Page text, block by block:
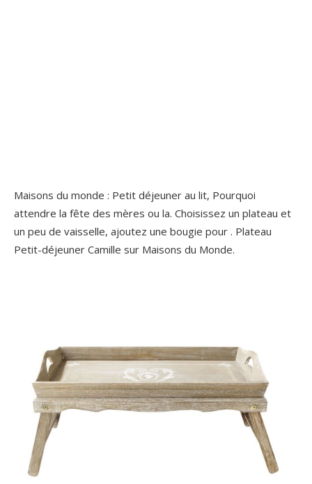
Maisons du monde : Petit déjeuner au lit, Pourquoi
attendre la fête des mères ou la. Choisissez un plateau et
un peu de vaisselle, ajoutez une bougie pour . Plateau
Petit-déjeuner Camille sur Maisons du Monde.